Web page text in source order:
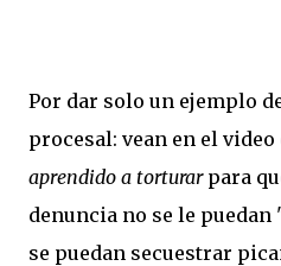
Por dar solo un ejemplo
procesal: vean en el
aprendido a torturar para
denuncia no se le
se puedan secuestrar